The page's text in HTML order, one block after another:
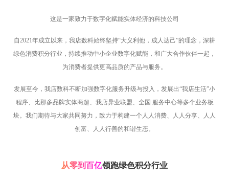
这是一家致力于数字化赋能实体经济的科技公司
自2021年成立以来，我店数科始终坚持“大义利他，成人达己”的理念，深耕
绿色消费积分行业，持续推动中小企业数字化赋能，和广大合作伙伴一起，
为消费者提供更高品质的产品与服务。
发展至今，我店数科不断加强数字化服务升级与投入，发展出“我店生活”小
程序、比那多品牌实体商超、我店异业联盟、全国 服务中心等多个业务板
块。我们期待与大家共同努力，致力于构建一个人人消费、人人分享、人人
创富、人人行善的和谐生态。
从零到百亿领跑绿色积分行业